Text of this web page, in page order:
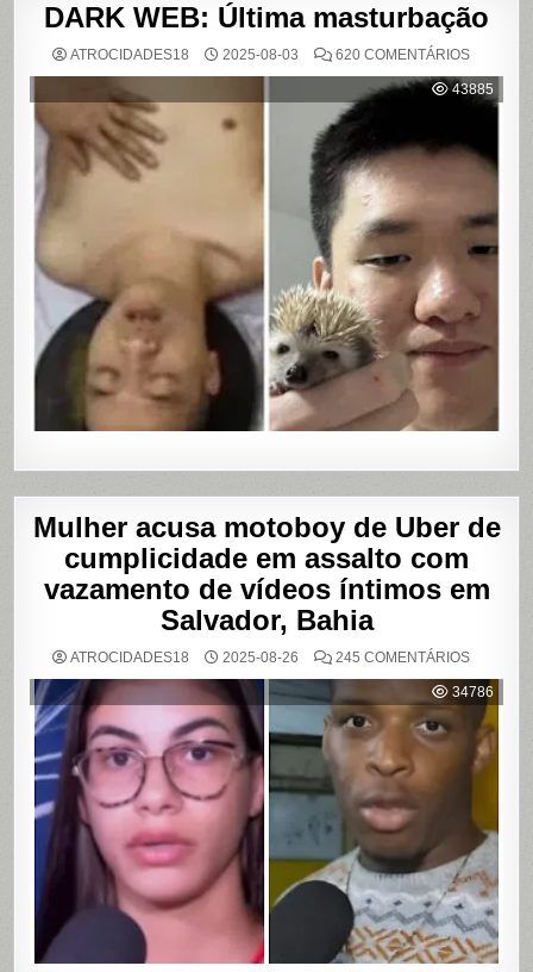
DARK WEB: Última masturbação
ATROCIDADES18 2025-08-03 620 COMENTÁRIOSEM
WEB:
ÚLTIMA
43885
Mulher acusa motoboy de Uber de
cumplicidade em assalto com
vazamento de vídeos íntimos em
Salvador, Bahia
ATROCIDADES18 2025-08-26 245 COMENTÁRIOSEM
ACUSA
DE
UBER
DE
EM
DE
VÍDEOS
ÍNTIMOS
EM
BAHIA
34786